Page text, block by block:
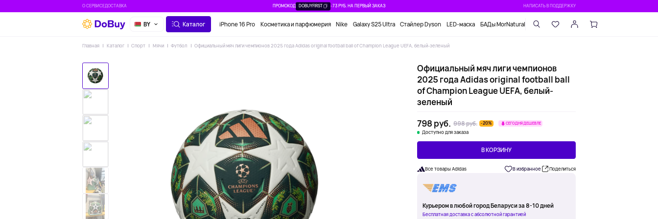
О СЕРВИСЕДОСТАВКА ПРОМОКОД DOBUYFIRST -73 РУБ. НА ПЕРВЫЙ ЗАКАЗ НАПИСАТЬ В ПОДДЕРЖКУ
BY Каталог iPhone 16 Pro Косметика и парфюмерия Nike Galaxy S25 Ultra Стайлер Dyson LED-маска БАДы MorNatural
Главная Каталог Спорт Мячи Футбол Официальный мяч лиги чемпионов 2025 года Adidas original football ball of Champion League UEFA, белый-зеленый
Официальный мяч лиги чемпионов
2025 года Adidas original football ball
of Champion League UEFA, белый-
зеленый
798 руб. 998 руб. -20% СЕГОДНЯ ДЕШЕВЛЕ
Доступно для заказа
В КОРЗИНУ
Все товары Adidas В избранное Поделиться
Курьером в любой город Беларуси за 8-10 дней
Бесплатная доставка с абсолютной гарантией